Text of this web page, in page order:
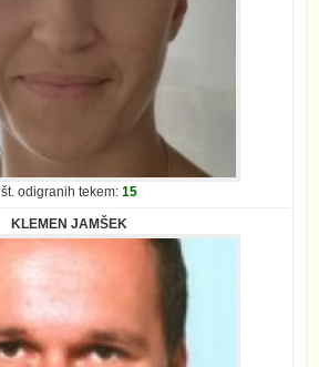
št. odigranih tekem:15
KLEMEN JAMŠEK